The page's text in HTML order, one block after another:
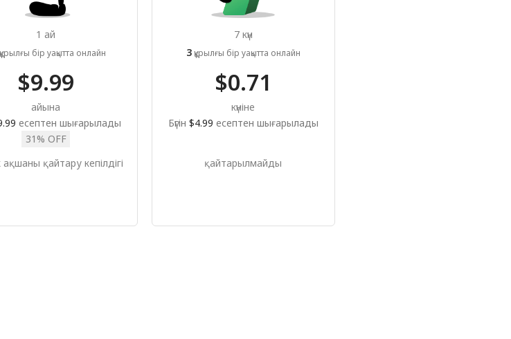
1 ай
бір уақытта онлайн
$9.99
айына
есептен шығарылады
31% OFF
ақшаны қайтару кепілдігі
7 күн
3құрылғы бір уақытта онлайн
$0.71
күніне
Бүгін $4.99 есептен шығарылады
қайтарылмайды